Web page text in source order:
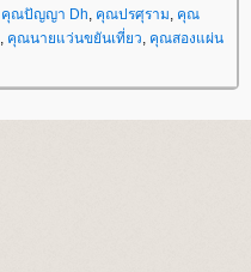
คุณปัญญา Dh, คุณปรศุราม, คุณ
, คุณนายแว่นขยันเที่ยว, คุณสองแผ่น